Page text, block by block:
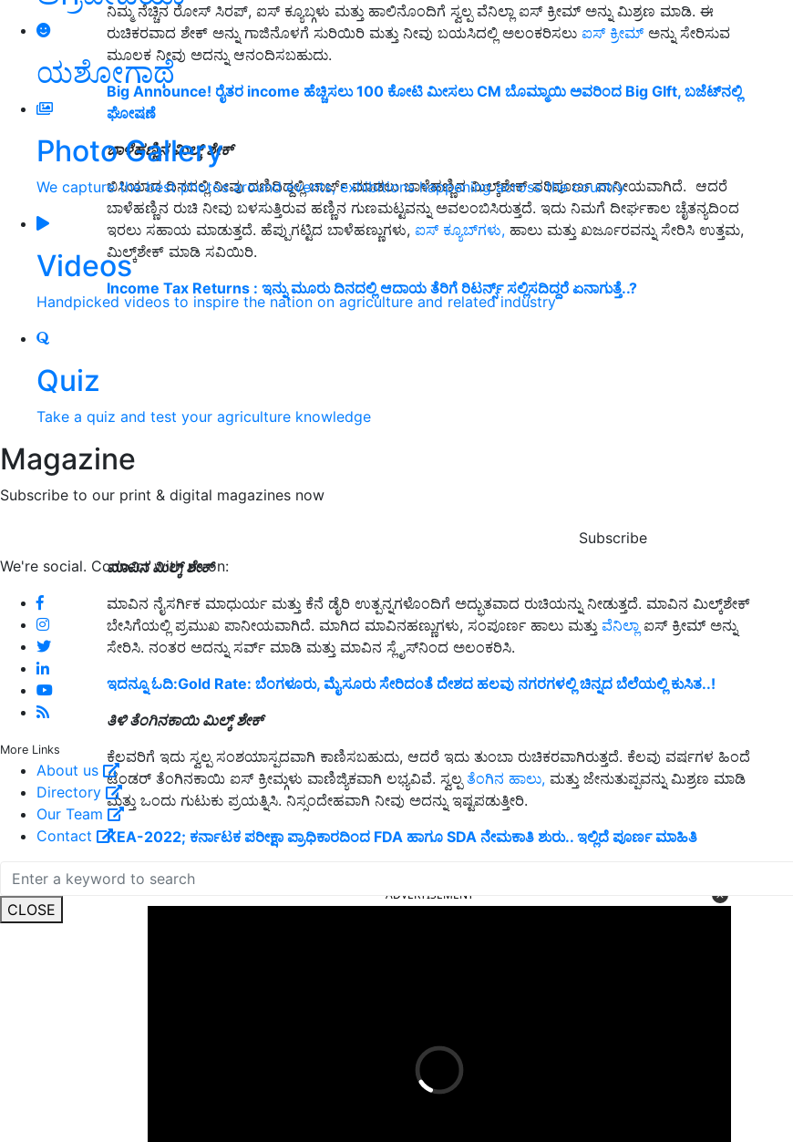
ಯಶೋಗಾಥೆ
Photo Gallery
We capture the best photos around events, exhibitions happening across the country
Videos
Handpicked videos to inspire the nation on agriculture and related industry
Quiz
Take a quiz and test your agriculture knowledge
Magazine
Subscribe to our print & digital magazines now
Subscribe
We're social. Connect with us on:
More Links
About us
Directory
Our Team
Contact
CLOSE
ನಿಮ್ಮ ನೆಚ್ಚಿನ ರೋಸ್ ಸಿರಪ್, ಐಸ್ ಕ್ಯೂಬ್ಗಳು ಮತ್ತು ಹಾಲಿನೊಂದಿಗೆ ಸ್ವಲ್ಪ ವೆನಿಲ್ಲಾ ಐಸ್ ಕ್ರೀಮ್ ಅನ್ನು ಮಿಶ್ರಣ ಮಾಡಿ. ಈ
ರುಚಿಕರವಾದ ಶೇಕ್ ಅನ್ನು ಗಾಜಿನೊಳಗೆ ಸುರಿಯಿರಿ ಮತ್ತು ನೀವು ಬಯಸಿದಲ್ಲಿ ಅಲಂಕರಿಸಲು ಐಸ್ ಕ್ರೀಮ್ಅನ್ನು ಸೇರಿಸುವ
ಮೂಲಕ ನೀವು ಅದನ್ನು ಆನಂದಿಸಬಹುದು.
Big Announce! ರೈತರ income ಹೆಚ್ಚಿಸಲು 100 ಕೋಟಿ ಮೀಸಲು CM ಬೊಮ್ಮಾಯಿ ಅವರಿಂದ Big GIft, ಬಜೆಟ್‌ನಲ್ಲಿ
ಘೋಷಣೆ
ಬಾಳೆಹಣ್ಣಿನ ಮಿಲ್ಕ್ ಶೇಕ್
ಬಿಸಿಯಾದ ದಿನದಲ್ಲಿ ನೀವು ದಣಿದಿದ್ದಲ್ಲಿ ಚಾರ್ಜ್ ಮಾಡಲು ಬಾಳೆಹಣ್ಣಿನ ಮಿಲ್ಕ್‌ಶೇಕ್ ಪರಿಪೂರ್ಣ ಪಾನೀಯವಾಗಿದೆ. ಆದರೆ
ಬಾಳೆಹಣ್ಣಿನ ರುಚಿ ನೀವು ಬಳಸುತ್ತಿರುವ ಹಣ್ಣಿನ ಗುಣಮಟ್ಟವನ್ನು ಅವಲಂಬಿಸಿರುತ್ತದೆ. ಇದು ನಿಮಗೆ ದೀರ್ಘಕಾಲ ಚೈತನ್ಯದಿಂದ
ಇರಲು ಸಹಾಯ ಮಾಡುತ್ತದೆ. ಹೆಪ್ಪುಗಟ್ಟಿದ ಬಾಳೆಹಣ್ಣುಗಳು, ಐಸ್ ಕ್ಯೂಬ್‌ಗಳು, ಹಾಲು ಮತ್ತು ಖರ್ಜೂರವನ್ನು ಸೇರಿಸಿ ಉತ್ತಮ,
ಮಿಲ್ಕ್‌ಶೇಕ್ ಮಾಡಿ ಸವಿಯಿರಿ.
Income Tax Returns : ಇನ್ನು ಮೂರು ದಿನದಲ್ಲಿ ಆದಾಯ ತೆರಿಗೆ ರಿಟರ್ನ್ಸ್‌ ಸಲ್ಲಿಸದಿದ್ದರೆ ಏನಾಗುತ್ತೆ..?
ಮಾವಿನ ಮಿಲ್ಕ್ ಶೇಕ್
ಮಾವಿನ ನೈಸರ್ಗಿಕ ಮಾಧುರ್ಯ ಮತ್ತು ಕೆನೆ ಡೈರಿ ಉತ್ಪನ್ನಗಳೊಂದಿಗೆ ಅದ್ಭುತವಾದ ರುಚಿಯನ್ನು ನೀಡುತ್ತದೆ. ಮಾವಿನ ಮಿಲ್ಕ್‌ಶೇಕ್
ಬೇಸಿಗೆಯಲ್ಲಿ ಪ್ರಮುಖ ಪಾನೀಯವಾಗಿದೆ. ಮಾಗಿದ ಮಾವಿನಹಣ್ಣುಗಳು, ಸಂಪೂರ್ಣ ಹಾಲು ಮತ್ತು ವೆನಿಲ್ಲಾ ಐಸ್ ಕ್ರೀಮ್ ಅನ್ನು
ಸೇರಿಸಿ. ನಂತರ ಅದನ್ನು ಸರ್ವ್ ಮಾಡಿ ಮತ್ತು ಮಾವಿನ ಸ್ಲೈಸ್‌ನಿಂದ ಅಲಂಕರಿಸಿ.
ಇದನ್ನೂ ಓದಿ:Gold Rate: ಬೆಂಗಳೂರು, ಮೈಸೂರು ಸೇರಿದಂತೆ ದೇಶದ ಹಲವು ನಗರಗಳಲ್ಲಿ ಚಿನ್ನದ ಬೆಲೆಯಲ್ಲಿ ಕುಸಿತ..!
ತಿಳಿ ತೆಂಗಿನಕಾಯಿ ಮಿಲ್ಕ್ ಶೇಕ್
ಕೆಲವರಿಗೆ ಇದು ಸ್ವಲ್ಪ ಸಂಶಯಾಸ್ಪದವಾಗಿ ಕಾಣಿಸಬಹುದು, ಆದರೆ ಇದು ತುಂಬಾ ರುಚಿಕರವಾಗಿರುತ್ತದೆ. ಕೆಲವು ವರ್ಷಗಳ ಹಿಂದೆ
ಟೆಂಡರ್ ತೆಂಗಿನಕಾಯಿ ಐಸ್ ಕ್ರೀಮ್ಗಳು ವಾಣಿಜ್ಯಿಕವಾಗಿ ಲಭ್ಯವಿವೆ. ಸ್ವಲ್ಪತೆಂಗಿನ ಹಾಲು, ಮತ್ತು ಜೇನುತುಪ್ಪವನ್ನು ಮಿಶ್ರಣ ಮಾಡಿ
ಮತ್ತು ಒಂದು ಗುಟುಕು ಪ್ರಯತ್ನಿಸಿ. ನಿಸ್ಸಂದೇಹವಾಗಿ ನೀವು ಅದನ್ನು ಇಷ್ಟಪಡುತ್ತೀರಿ.
KEA-2022; ಕರ್ನಾಟಕ ಪರೀಕ್ಷಾ ಪ್ರಾಧಿಕಾರದಿಂದ FDA ಹಾಗೂ SDA ನೇಮಕಾತಿ ಶುರು.. ಇಲ್ಲಿದೆ ಪೂರ್ಣ ಮಾಹಿತಿ